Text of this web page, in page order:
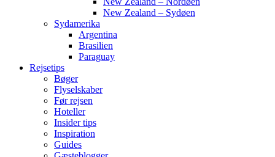
New Zealand – Sydøen
Sydamerika
Argentina
Brasilien
Paraguay
Rejsetips
Bøger
Flyselskaber
Før rejsen
Hoteller
Insider tips
Inspiration
Guides